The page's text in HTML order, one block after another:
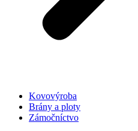
Kovovýroba
Brány a ploty
Zámočníctvo